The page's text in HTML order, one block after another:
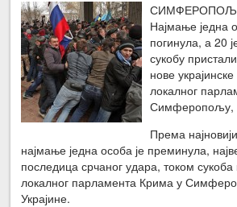
СИМФЕРОПОЉ,
Најмање једна
погинула, а 20
сукобу
нове
локалног
Симферопољу,
Према
најмање једна особа је преминула,
последица срчаног удара, током сукоба
локалног парламента Крима у
Украјине.